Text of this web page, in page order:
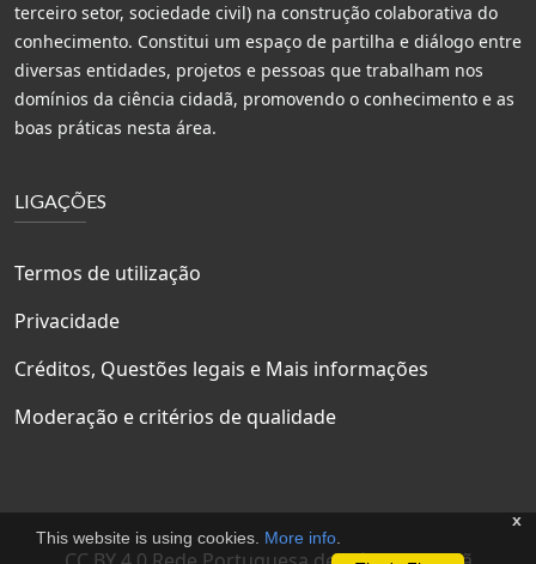
x
This website is using cookies. More info
terceiro setor, sociedade civil) na construção colaborativa do
conhecimento. Constitui um espaço de partilha e diálogo entre
diversas entidades, projetos e pessoas que trabalham nos
domínios da ciência cidadã, promovendo o conhecimento e as
boas práticas nesta área.
LIGAÇÕES
Termos de utilização
Privacidade
Créditos, Questões legais e Mais informações
Moderação e critérios de qualidade